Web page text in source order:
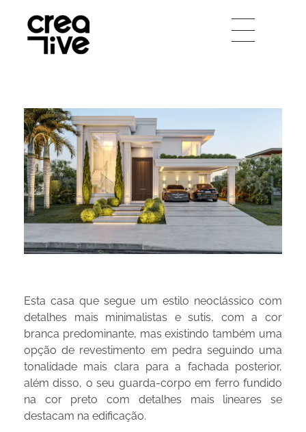
Esta casa que segue um estilo neoclássico com
detalhes mais minimalistas e sutis, com a cor
branca predominante, mas existindo também uma
opção de revestimento em pedra seguindo uma
tonalidade mais clara para a fachada posterior,
além disso, o seu guarda-corpo em ferro fundido
na cor preto com detalhes mais lineares se
destacam na edificação.